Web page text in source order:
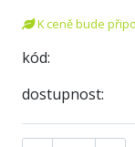
K ceně bude
kód:
dostupnost: